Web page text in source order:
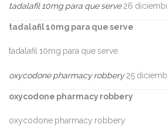
tadalafil 10mg para que serve 26
tadalafil 10mg para que serve
tadalafil 10mg para que serve
oxycodone pharmacy robbery 25
oxycodone pharmacy robbery
oxycodone pharmacy robbery